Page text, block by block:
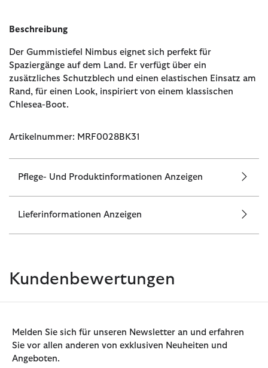
Beschreibung
Der Gummistiefel Nimbus eignet sich perfekt für
Spaziergänge auf dem Land. Er verfügt über ein
zusätzliches Schutzblech und einen elastischen Einsatz am
Rand, für einen Look, inspiriert von einem klassischen
Chlesea-Boot.
Artikelnummer: MRF0028BK31
Pflege- Und Produktinformationen Anzeigen
Lieferinformationen Anzeigen
Kundenbewertungen
Melden Sie sich für unseren Newsletter an und erfahren
Sie vor allen anderen von exklusiven Neuheiten und
Angeboten.